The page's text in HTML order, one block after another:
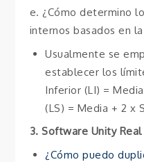
e. ¿Cómo determino
internos basados en
Usualmente se
establecer los
Inferior (LI) =
(LS) = Media + 2 x
3. Software Unity
¿Cómo puedo